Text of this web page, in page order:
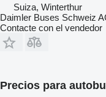
Suiza, Winterthur
Daimler Buses Schweiz
Contacte con el vendedor
Precios para